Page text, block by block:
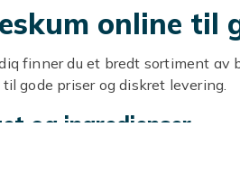
online til
finner du et bredt sortiment av
gode priser og diskret levering.
og ingredienser